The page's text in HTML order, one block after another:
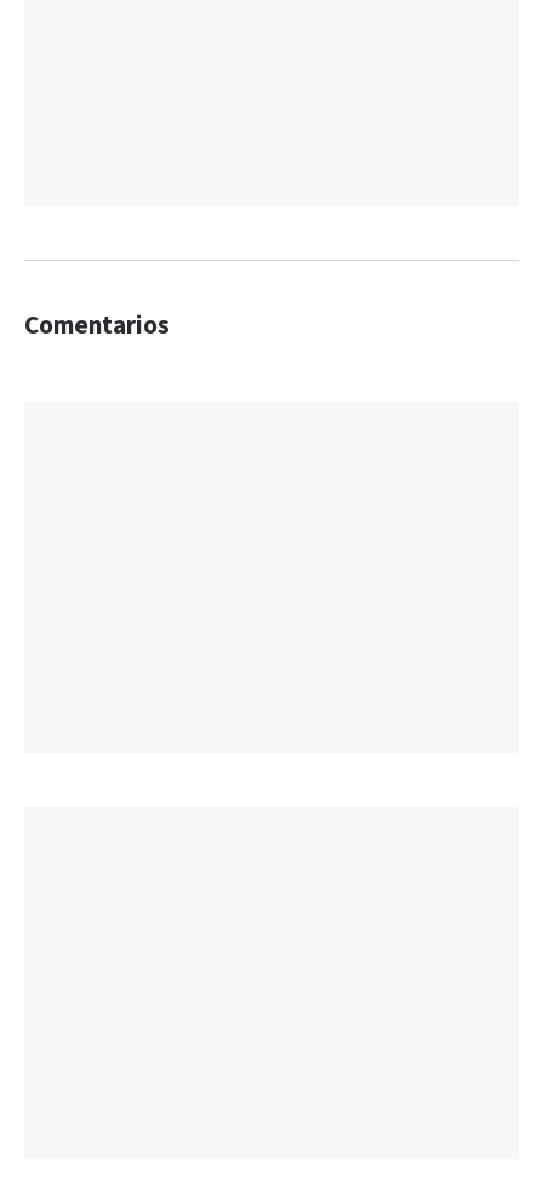
Comentarios